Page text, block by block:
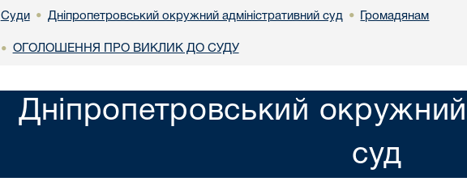
Суди • Дніпропетровський окружний адміністративний суд • Громадянам
• ОГОЛОШЕННЯ ПРО ВИКЛИК ДО СУДУ
Дніпропетровський окружний
суд